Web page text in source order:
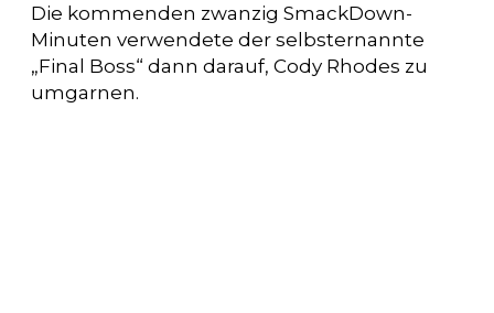
Die kommenden zwanzig SmackDown-
Minuten verwendete der selbsternannte
„Final Boss“ dann darauf, Cody Rhodes zu
umgarnen.